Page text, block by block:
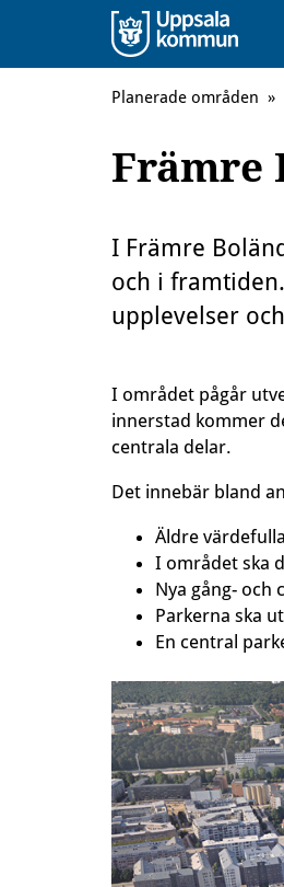
Planerade områden »
Främre
I Främre
och i
upplevelser
I området pågår
innerstad kommer
centrala delar.
Det innebär bland
Äldre
I området ska
Nya gång- och
Parkerna ska
En central